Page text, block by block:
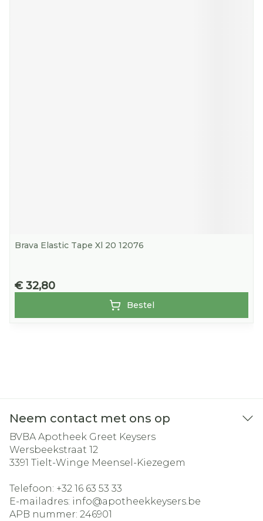
Brava Elastic Tape Xl 20 12076
€ 32,80
Bestel
Neem contact met ons op
BVBA Apotheek Greet Keysers
Wersbeekstraat 12
3391 Tielt-Winge Meensel-Kiezegem
Telefoon: +32 16 63 53 33
E-mailadres: info@apotheekkeysers.be
APB nummer: 246901